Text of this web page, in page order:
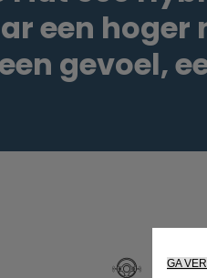
een hoger
gevoel,
GA